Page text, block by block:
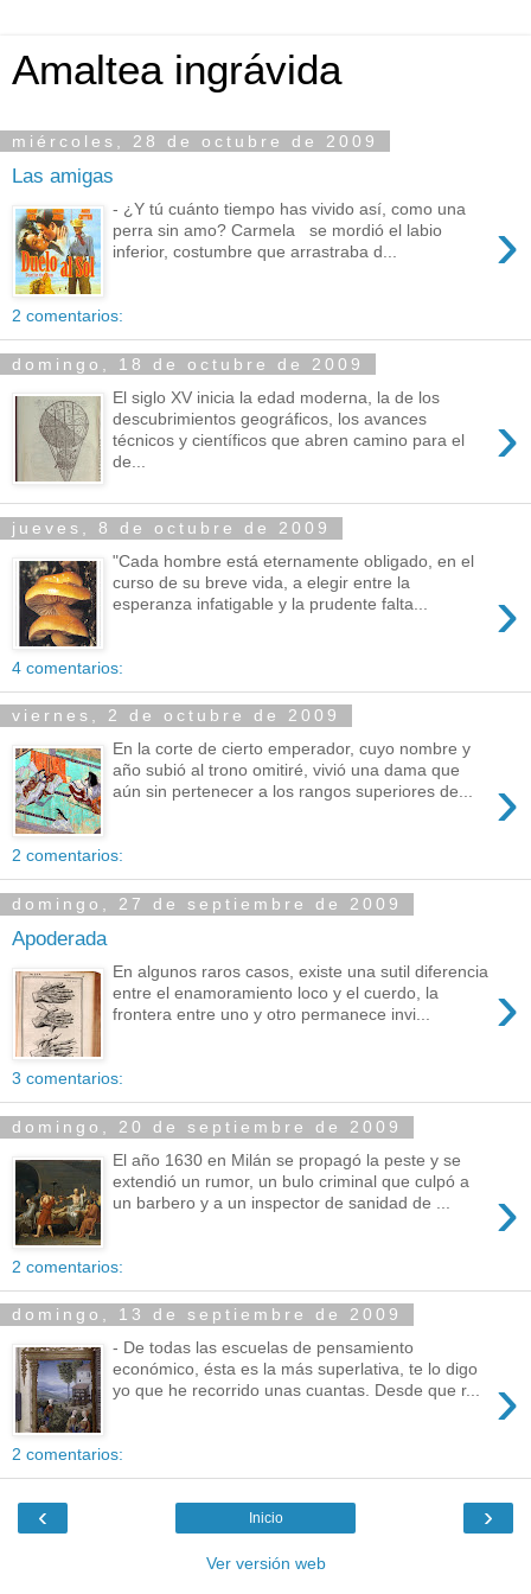
Amaltea ingrávida
miércoles, 28 de octubre de 2009
Las amigas
›
- ¿Y tú cuánto tiempo has vivido así, como una
perra sin amo? Carmela se mordió el labio
inferior, costumbre que arrastraba d...
2 comentarios:
domingo, 18 de octubre de 2009
›
El siglo XV inicia la edad moderna, la de los
descubrimientos geográficos, los avances
técnicos y científicos que abren camino para el
de...
jueves, 8 de octubre de 2009
›
"Cada hombre está eternamente obligado, en el
curso de su breve vida, a elegir entre la
esperanza infatigable y la prudente falta...
4 comentarios:
viernes, 2 de octubre de 2009
›
En la corte de cierto emperador, cuyo nombre y
año subió al trono omitiré, vivió una dama que
aún sin pertenecer a los rangos superiores de...
2 comentarios:
domingo, 27 de septiembre de 2009
Apoderada
›
En algunos raros casos, existe una sutil diferencia
entre el enamoramiento loco y el cuerdo, la
frontera entre uno y otro permanece invi...
3 comentarios:
domingo, 20 de septiembre de 2009
›
El año 1630 en Milán se propagó la peste y se
extendió un rumor, un bulo criminal que culpó a
un barbero y a un inspector de sanidad de ...
2 comentarios:
domingo, 13 de septiembre de 2009
›
- De todas las escuelas de pensamiento
económico, ésta es la más superlativa, te lo digo
yo que he recorrido unas cuantas. Desde que r...
2 comentarios:
‹ ›
Inicio
Ver versión web